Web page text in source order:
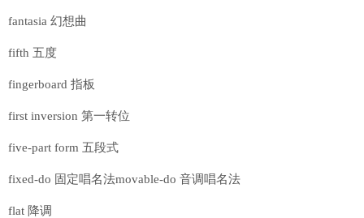
fantasia 幻想曲
fifth 五度
fingerboard 指板
first inversion 第一转位
five-part form 五段式
fixed-do 固定唱名法movable-do 音调唱名法
flat 降调